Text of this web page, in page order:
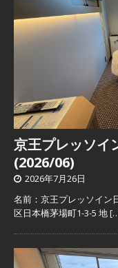
京王プレッソイ
(2026/06)
2026年7月26日
名前：京王プレッソイン
区日本橋茅場町1-3-5 地